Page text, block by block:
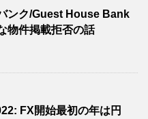
ンク/Guest House Bank
物件掲載拒否の話
FX開始最初の年は円